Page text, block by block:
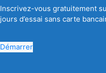
Inscrivez-vous gratuitement
jours d’essai sans carte
Démarrer